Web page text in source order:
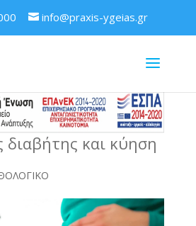
info@praxis-ygeias.gr
και κύηση